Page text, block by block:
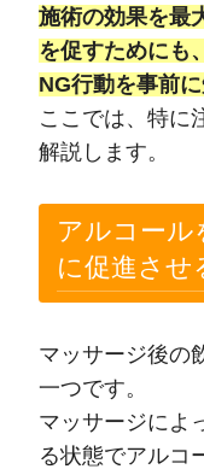
施術の効果を最
を促すためにも
NG行動を事前
ここでは、特に
解説します。
アルコール
に促進させ
マッサージ後の
一つです。
マッサージによ
る状態でアルコ